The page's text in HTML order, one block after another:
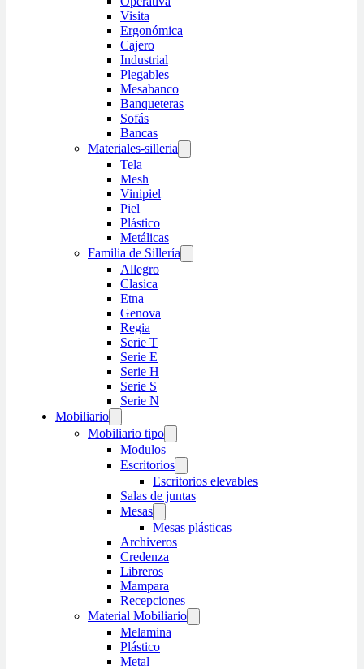
Visita
Ergonómica
Cajero
Industrial
Plegables
Mesabanco
Banqueteras
Sofás
Bancas
Materiales-silleria
Tela
Mesh
Vinipiel
Piel
Plástico
Metálicas
Familia de Sillería
Allegro
Clasica
Etna
Genova
Regia
Serie T
Serie E
Serie H
Serie S
Serie N
Mobiliario
Mobiliario tipo
Modulos
Escritorios
Escritorios elevables
Salas de juntas
Mesas
Mesas plásticas
Archiveros
Credenza
Libreros
Mampara
Recepciones
Material Mobiliario
Melamina
Plástico
Metal